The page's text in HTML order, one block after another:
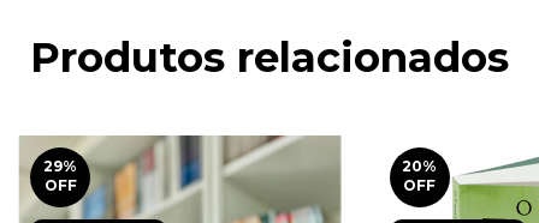
Produtos relacionados
29%
OFF
20%
OFF